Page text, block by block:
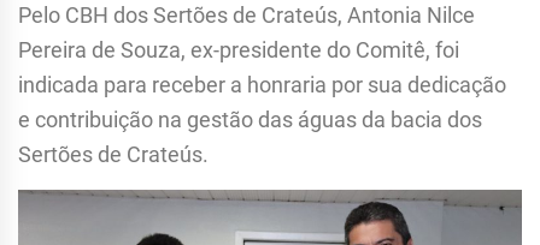
Pelo CBH dos Sertões de Crateús, Antonia Nilce
Pereira de Souza, ex-presidente do Comitê, foi
indicada para receber a honraria por sua dedicação
e contribuição na gestão das águas da bacia dos
Sertões de Crateús.